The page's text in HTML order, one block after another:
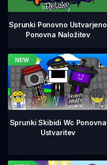
Sprunki Ponovno Ustvarjeno
Ponovna Naložitev
Sprunki Skibidi Wc Ponovna
Ustvaritev